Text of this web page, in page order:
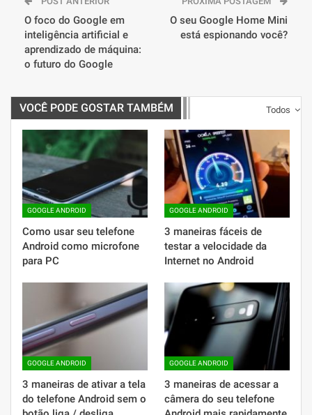
O foco do Google em
inteligência artificial e
aprendizado de máquina:
o futuro do Google
O seu Google Home Mini
está espionando você?
Todos
VOCÊ PODE GOSTAR TAMBÉM
GOOGLE ANDROID
Como usar seu telefone
Android como microfone
para PC
GOOGLE ANDROID
3 maneiras fáceis de
testar a velocidade da
Internet no Android
GOOGLE ANDROID
3 maneiras de ativar a tela
do telefone Android sem o
GOOGLE ANDROID
3 maneiras de acessar a
câmera do seu telefone